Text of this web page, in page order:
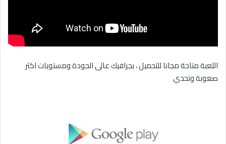
اللعبة متاحة مجانا للتحميل ، بجرافيك عالى الجودة ومستويات اكثر
صعوبة وتحدي